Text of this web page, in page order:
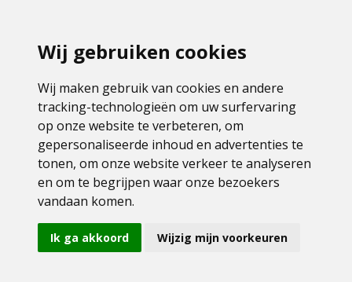
Wij gebruiken cookies
Wij maken gebruik van cookies en andere
tracking-technologieën om uw surfervaring
op onze website te verbeteren, om
gepersonaliseerde inhoud en advertenties te
tonen, om onze website verkeer te analyseren
en om te begrijpen waar onze bezoekers
vandaan komen.
Ik ga akkoord Wijzig mijn voorkeuren